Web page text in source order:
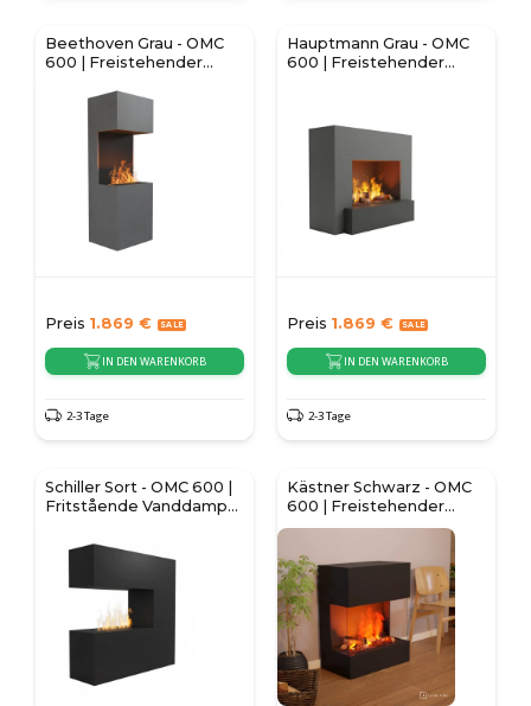
Beethoven Grau - OMC
600 | Freistehender
Preis 1.869 €
IN DEN WARENKORB
2-3 Tage
Hauptmann Grau - OMC
600 | Freistehender
Preis 1.869 €
IN DEN WARENKORB
2-3 Tage
Schiller Sort - OMC 600 |
Fritstående Vanddamp
Kästner Schwarz - OMC
600 | Freistehender
Wasserdampf-Kamin